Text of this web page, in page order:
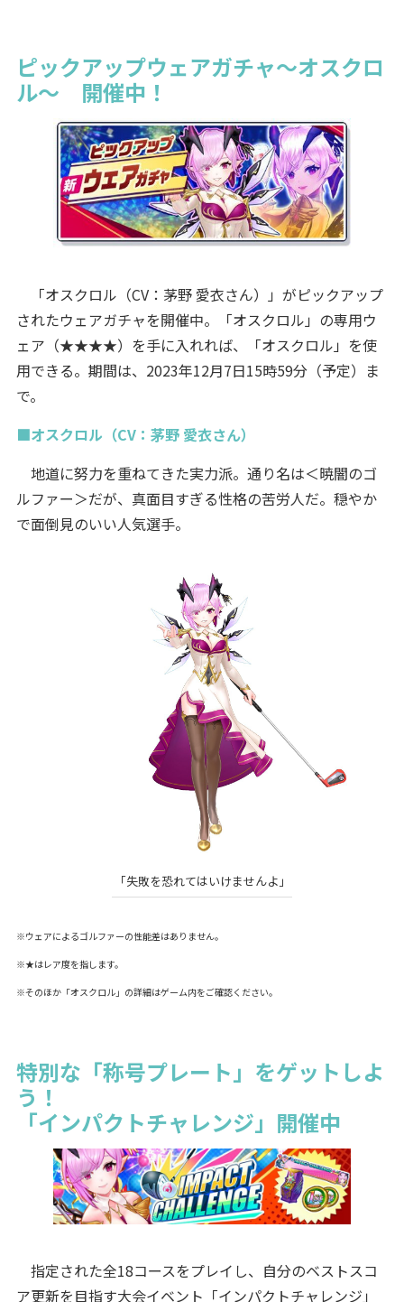
ピックアップウェアガチャ～オスクロ
ル～ 開催中！
「オスクロル（CV：茅野 愛衣さん）」がピックアップ
されたウェアガチャを開催中。「オスクロル」の専用ウ
ェア（★★★★）を手に入れれば、「オスクロル」を使
用できる。期間は、2023年12月7日15時59分（予定）ま
で。
■オスクロル（CV：茅野 愛衣さん）
地道に努力を重ねてきた実力派。通り名は＜暁闇のゴ
ルファー＞だが、真面目すぎる性格の苦労人だ。穏やか
で面倒見のいい人気選手。
「失敗を恐れてはいけませんよ」
※ウェアによるゴルファーの性能差はありません。
※★はレア度を指します。
※そのほか「オスクロル」の詳細はゲーム内をご確認ください。
特別な「称号プレート」をゲットしよ
う！
「インパクトチャレンジ」開催中
指定された全18コースをプレイし、自分のベストスコ
ア更新を目指す大会イベント「インパクトチャレンジ」